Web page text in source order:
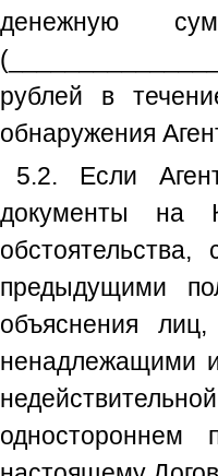
денежную
рублей в
обнаружения
5.2. Если
документы на
предыдущими
объяснения
ненадлежащими